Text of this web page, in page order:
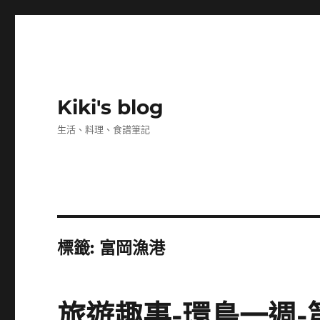
Kiki's blog
生活、料理、食譜筆記
標籤: 富岡漁港